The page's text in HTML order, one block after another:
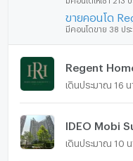
ขายคอนโด
มีคอนโดขาย 38 ปร
เดินประมาณ 16 น
IDEO Mobi
เดินประมาณ 10 น